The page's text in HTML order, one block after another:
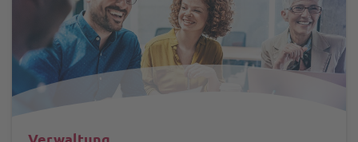
Verwaltung